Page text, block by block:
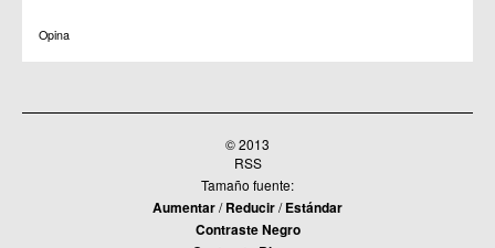
Opina
© 2013
RSS
Tamaño fuente:
Aumentar/Reducir/Estándar
Contraste Negro